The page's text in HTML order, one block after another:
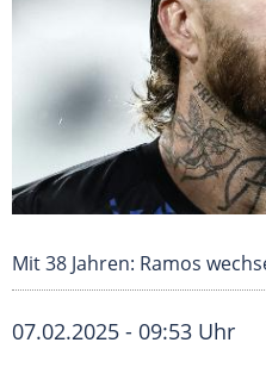
Mit 38 Jahren: Ramos
07.02.2025 - 09:53 Uhr